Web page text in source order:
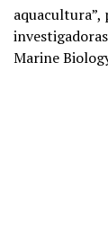
aquacultura”,
Marine